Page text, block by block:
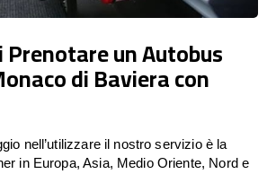
un Autobus
di Baviera con
nell’utilizzare il nostro servizio è la
in Europa, Asia, Medio Oriente, Nord e